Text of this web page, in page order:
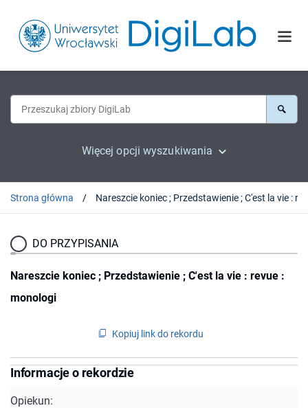
Więcej opcji wyszukiwania
Strona główna
DO PRZYPISANIA
Nareszcie koniec ; Przedstawienie ; C'est la vie : revue :
monologi
Kopiuj link do rekordu
Informacje o rekordzie
Opiekun: